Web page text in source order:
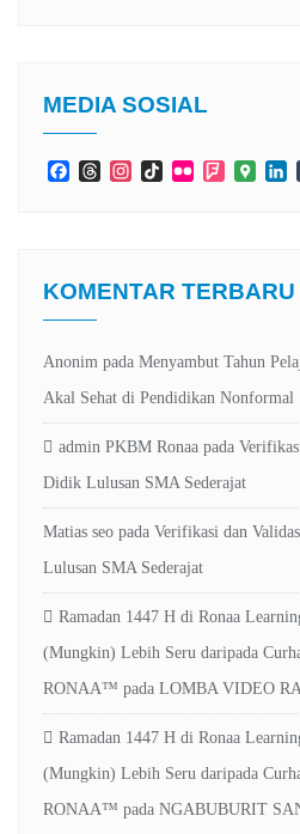
MEDIA SOSIAL
FacebookThreadsInstagramTikTokFlickr
KOMENTAR TERBARU
Anonim pada Menyambut Tahun
Akal Sehat di Pendidikan Nonformal
admin PKBM Ronaa pada
Didik Lulusan SMA Sederajat
Matias seo pada Verifikasi dan
Lulusan SMA Sederajat
Ramadan 1447 H di Ronaa
(Mungkin) Lebih Seru daripada
RONAA™ pada LOMBA VIDEO
Ramadan 1447 H di Ronaa
(Mungkin) Lebih Seru daripada
RONAA™ pada NGABUBURIT